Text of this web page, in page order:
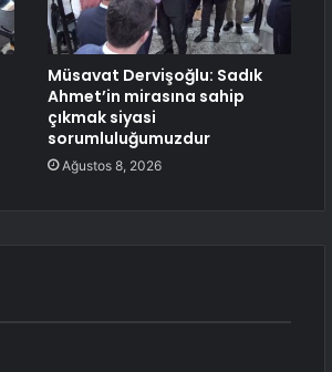
Müsavat Dervişoğlu: Sadık
Ahmet’in mirasına sahip
çıkmak siyasi
sorumluluğumuzdur
Ağustos 8, 2026